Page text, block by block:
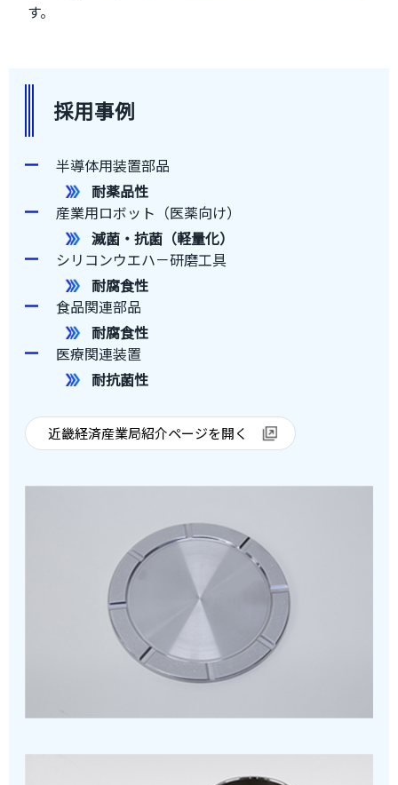
す。
採用事例
半導体用装置部品
耐薬品性
産業用ロボット（医薬向け）
滅菌・抗菌（軽量化）
シリコンウエハ－研磨工具
耐腐食性
食品関連部品
耐腐食性
医療関連装置
耐抗菌性
近畿経済産業局紹介ページを開く